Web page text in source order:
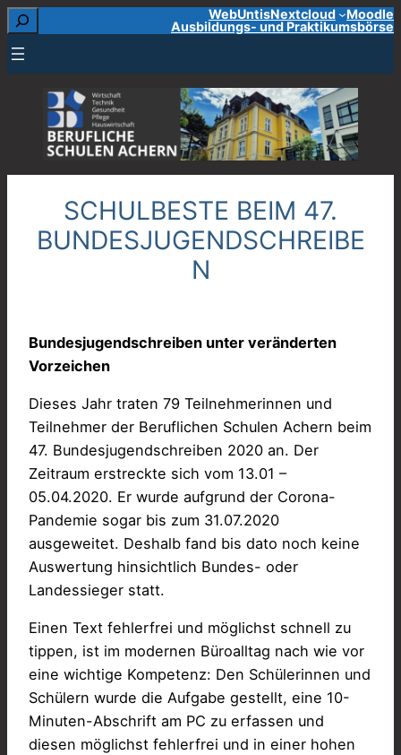
Zum
springen
Suchen WebUntisNextcloud
Moodle
Ausbildungs- und Praktikumsbörse
SCHULBESTE BEIM 47.
BUNDESJUGENDSCHREIBE
N
Bundesjugendschreiben unter veränderten
Vorzeichen
Dieses Jahr traten 79 Teilnehmerinnen und
Teilnehmer der Beruflichen Schulen Achern beim
47. Bundesjugendschreiben 2020 an. Der
Zeitraum erstreckte sich vom 13.01 –
05.04.2020. Er wurde aufgrund der Corona-
Pandemie sogar bis zum 31.07.2020
ausgeweitet. Deshalb fand bis dato noch keine
Auswertung hinsichtlich Bundes- oder
Landessieger statt.
Einen Text fehlerfrei und möglichst schnell zu
tippen, ist im modernen Büroalltag nach wie vor
eine wichtige Kompetenz: Den Schülerinnen und
Schülern wurde die Aufgabe gestellt, eine 10-
Minuten-Abschrift am PC zu erfassen und
diesen möglichst fehlerfrei und in einer hohen